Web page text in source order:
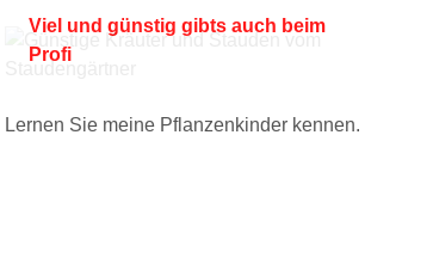
Viel und günstig gibts auch beim
Profi
Lernen Sie meine Pflanzenkinder kennen.